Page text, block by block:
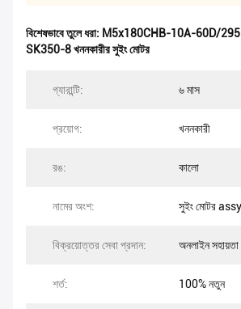
বিশেষভাবে তুলে ধরা: M5x180CHB-10A-60D/295
SK350-8 খননকারীর সুইং মোটর
গ্যারান্টি: ৬ মাস
প্রয়োগ: খননকারী
রঙ: কালো
নামের অংশ: সুইং মোটর assy
বিক্রয়োত্তর সেবা প্রদান: অনলাইন সহায়তা
শর্ত: 100% নতুন